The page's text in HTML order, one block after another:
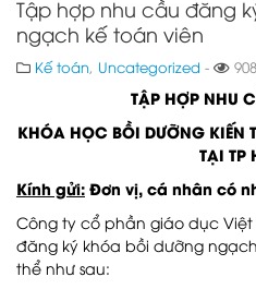
Tập hợp nhu cầu đăng
ngạch kế toán viên
Kế toán, Uncategorized -
TẬP HỢP NHU
KHÓA HỌC BỒI DƯỠNG KIẾN
TẠI TP
Kính gửi:Đơn vị, cá nhân có
Công ty cổ phần giáo dục
đăng ký khóa bồi dưỡng ngạch
thể như sau: